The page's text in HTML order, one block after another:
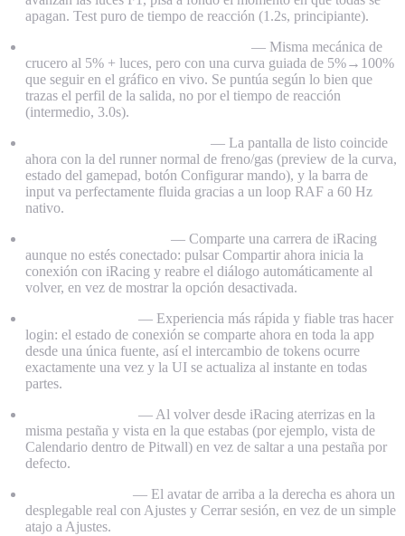
apagan. Test puro de tiempo de reacción (1.2s, principiante).
— Misma mecánica de
crucero al 5% + luces, pero con una curva guiada de 5%→100%
que seguir en el gráfico en vivo. Se puntúa según lo bien que
trazas el perfil de la salida, no por el tiempo de reacción
(intermedio, 3.0s).
— La pantalla de listo coincide
ahora con la del runner normal de freno/gas (preview de la curva,
estado del gamepad, botón Configurar mando), y la barra de
input va perfectamente fluida gracias a un loop RAF a 60 Hz
nativo.
— Comparte una carrera de iRacing
aunque no estés conectado: pulsar Compartir ahora inicia la
conexión con iRacing y reabre el diálogo automáticamente al
volver, en vez de mostrar la opción desactivada.
— Experiencia más rápida y fiable tras hacer
login: el estado de conexión se comparte ahora en toda la app
desde una única fuente, así el intercambio de tokens ocurre
exactamente una vez y la UI se actualiza al instante en todas
partes.
— Al volver desde iRacing aterrizas en la
misma pestaña y vista en la que estabas (por ejemplo, vista de
Calendario dentro de Pitwall) en vez de saltar a una pestaña por
defecto.
— El avatar de arriba a la derecha es ahora un
desplegable real con Ajustes y Cerrar sesión, en vez de un simple
atajo a Ajustes.